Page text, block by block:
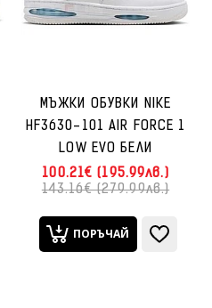
МЪЖКИ ОБУВКИ NIKE
HF3630-101 AIR FORCE 1
LOW EVO БЕЛИ
100.21€ (195.99лв.)
143.16€ (279.99лв.)
ПОРЪЧАЙ